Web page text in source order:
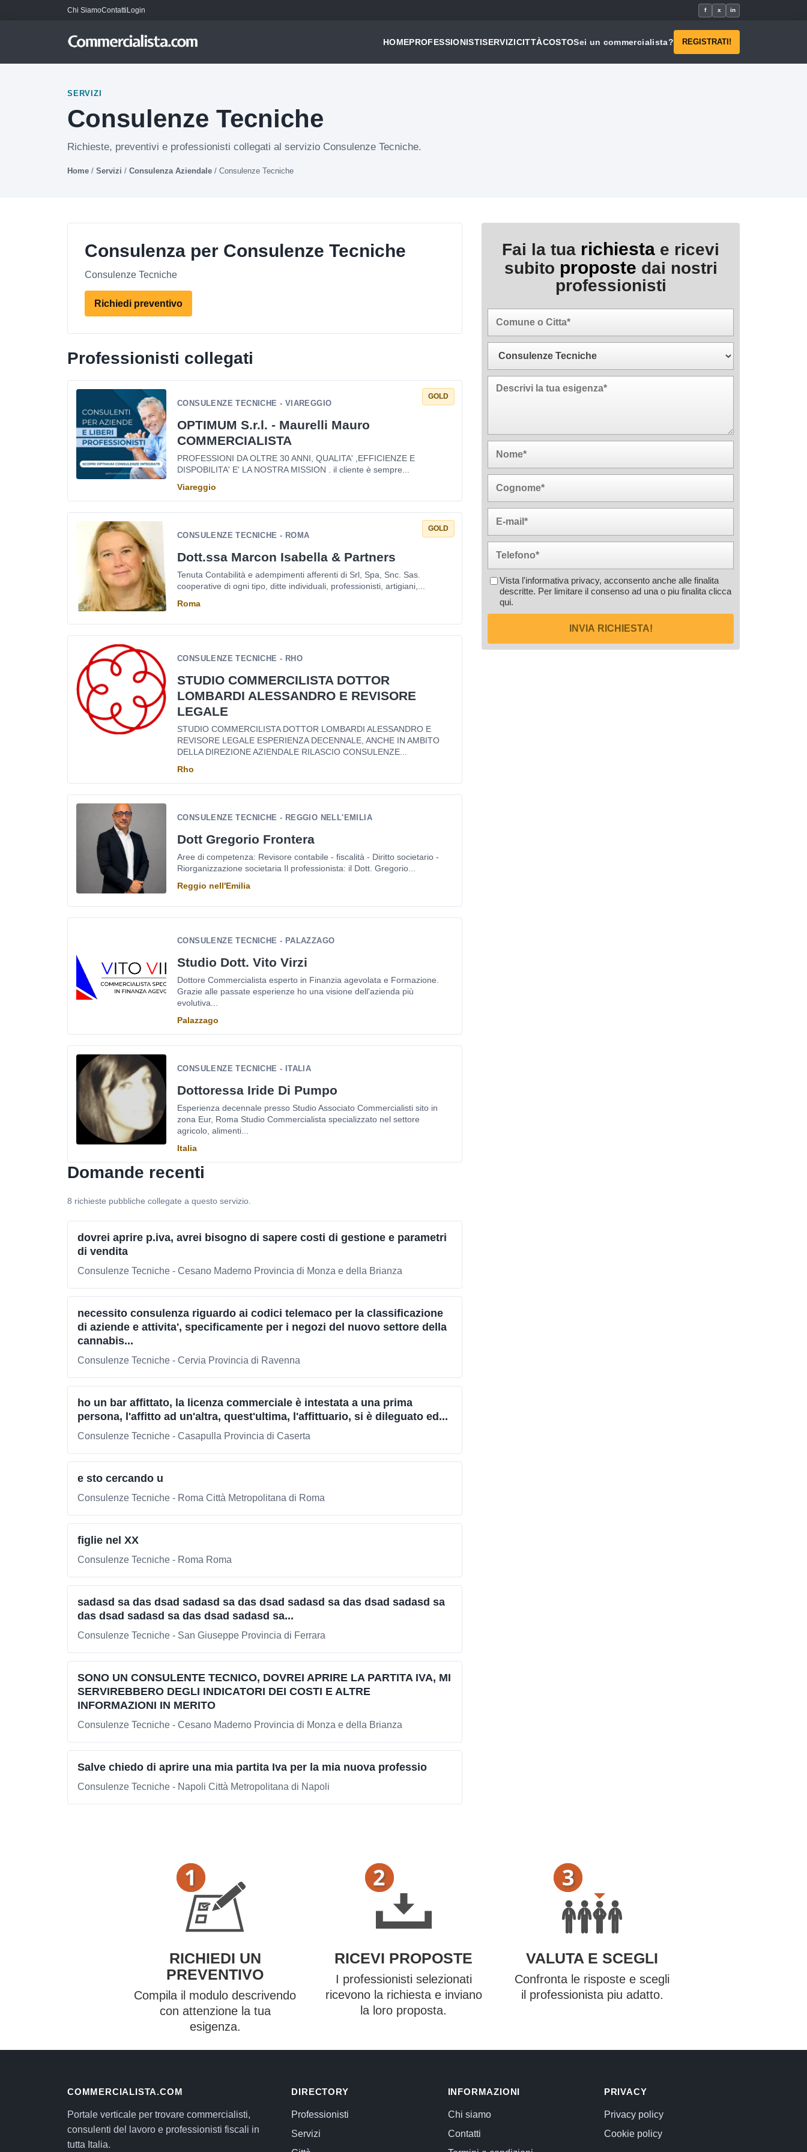
Chi SiamoContattiLogin f x in
HOMEPROFESSIONISTISERVIZICITTÀCOSTOSei un commercialista? REGISTRATI!
SERVIZI
Consulenze Tecniche
Richieste, preventivi e professionisti collegati al servizio Consulenze Tecniche.
Home / Servizi / Consulenza Aziendale / Consulenze Tecniche
Consulenza per Consulenze Tecniche
Consulenze Tecniche
Richiedi preventivo
Professionisti collegati
GOLD
CONSULENZE TECNICHE - VIAREGGIO
OPTIMUM S.r.l. - Maurelli Mauro
COMMERCIALISTA
PROFESSIONI DA OLTRE 30 ANNI, QUALITA' ,EFFICIENZE E
DISPOBILITA' E' LA NOSTRA MISSION . il cliente è sempre...
Viareggio
GOLD
CONSULENZE TECNICHE - ROMA
Dott.ssa Marcon Isabella & Partners
Tenuta Contabilità e adempimenti afferenti di Srl, Spa, Snc. Sas.
cooperative di ogni tipo, ditte individuali, professionisti, artigiani,...
Roma
CONSULENZE TECNICHE - RHO
STUDIO COMMERCILISTA DOTTOR
LOMBARDI ALESSANDRO E REVISORE
LEGALE
STUDIO COMMERCILISTA DOTTOR LOMBARDI ALESSANDRO E
REVISORE LEGALE ESPERIENZA DECENNALE, ANCHE IN AMBITO
DELLA DIREZIONE AZIENDALE RILASCIO CONSULENZE...
Rho
CONSULENZE TECNICHE - REGGIO NELL'EMILIA
Dott Gregorio Frontera
Aree di competenza: Revisore contabile - fiscalità - Diritto societario -
Riorganizzazione societaria Il professionista: il Dott. Gregorio...
Reggio nell'Emilia
CONSULENZE TECNICHE - PALAZZAGO
Studio Dott. Vito Virzi
Dottore Commercialista esperto in Finanzia agevolata e Formazione.
Grazie alle passate esperienze ho una visione dell'azienda più
evolutiva...
Palazzago
CONSULENZE TECNICHE - ITALIA
Dottoressa Iride Di Pumpo
Esperienza decennale presso Studio Associato Commercialisti sito in
zona Eur, Roma Studio Commercialista specializzato nel settore
agricolo, alimenti...
Italia
Domande recenti
8 richieste pubbliche collegate a questo servizio.
dovrei aprire p.iva, avrei bisogno di sapere costi di gestione e parametri
di vendita
Consulenze Tecniche - Cesano Maderno Provincia di Monza e della Brianza
necessito consulenza riguardo ai codici telemaco per la classificazione
di aziende e attivita', specificamente per i negozi del nuovo settore della
cannabis...
Consulenze Tecniche - Cervia Provincia di Ravenna
ho un bar affittato, la licenza commerciale è intestata a una prima
persona, l'affitto ad un'altra, quest'ultima, l'affittuario, si è dileguato ed...
Consulenze Tecniche - Casapulla Provincia di Caserta
e sto cercando u
Consulenze Tecniche - Roma Città Metropolitana di Roma
figlie nel XX
Consulenze Tecniche - Roma Roma
sadasd sa das dsad sadasd sa das dsad sadasd sa das dsad sadasd sa
das dsad sadasd sa das dsad sadasd sa...
Consulenze Tecniche - San Giuseppe Provincia di Ferrara
SONO UN CONSULENTE TECNICO, DOVREI APRIRE LA PARTITA IVA, MI
SERVIREBBERO DEGLI INDICATORI DEI COSTI E ALTRE
INFORMAZIONI IN MERITO
Consulenze Tecniche - Cesano Maderno Provincia di Monza e della Brianza
Salve chiedo di aprire una mia partita Iva per la mia nuova professio
Consulenze Tecniche - Napoli Città Metropolitana di Napoli
Fai la tua richiesta e ricevi
subito proposte dai nostri
professionisti
Vista l'informativa privacy, acconsento anche alle finalita
descritte. Per limitare il consenso ad una o piu finalita clicca
qui.
INVIA RICHIESTA!
RICHIEDI UN
PREVENTIVO
Compila il modulo descrivendo
con attenzione la tua
esigenza.
RICEVI PROPOSTE
I professionisti selezionati
ricevono la richiesta e inviano
la loro proposta.
VALUTA E SCEGLI
Confronta le risposte e scegli
il professionista piu adatto.
COMMERCIALISTA.COM
Portale verticale per trovare commercialisti,
consulenti del lavoro e professionisti fiscali in
tutta Italia.
DIRECTORY
Professionisti
Servizi
INFORMAZIONI
Chi siamo
Contatti
PRIVACY
Privacy policy
Cookie policy